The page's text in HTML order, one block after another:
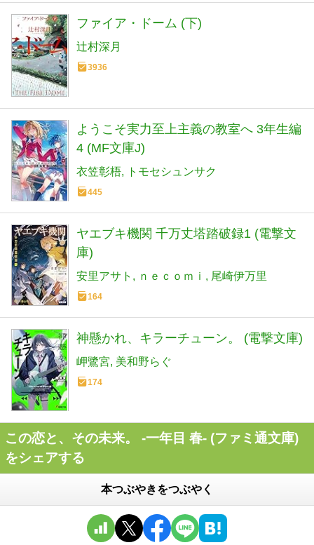
ファイア・ドーム (下)
辻村深月
3936
ようこそ実力至上主義の教室へ 3年生編
4 (MF文庫J)
衣笠彰梧 トモセシュンサク
445
ヤエブキ機関 千万丈塔踏破録1 (電撃文
庫)
安里アサト ｎｅｃｏｍｉ 尾崎伊万里
164
神懸かれ、キラーチューン。 (電撃文庫)
岬鷺宮 美和野らぐ
174
この恋と、その未来。 -一年目 春- (ファミ通文庫)
をシェアする
本つぶやきをつぶやく